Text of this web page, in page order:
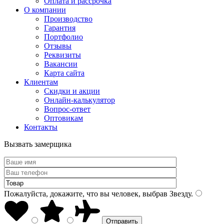
О компании
Производство
Гарантия
Портфолио
Отзывы
Реквизиты
Вакансии
Карта сайта
Клиентам
Скидки и акции
Онлайн-калькулятор
Вопрос-ответ
Оптовикам
Контакты
Вызвать замерщика
Пожалуйста, докажите, что вы человек, выбрав Звезду.